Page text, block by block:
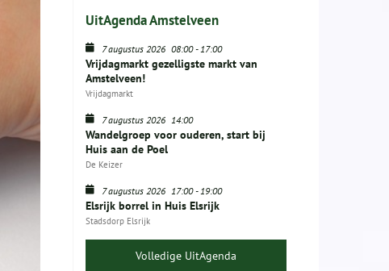
UitAgenda Amstelveen
7 augustus 2026 08:00-17:00
Vrijdagmarkt gezelligste markt van
Amstelveen!
Vrijdagmarkt
7 augustus 2026 14:00
Wandelgroep voor ouderen, start bij
Huis aan de Poel
De Keizer
7 augustus 2026 17:00-19:00
Elsrijk borrel in Huis Elsrijk
Stadsdorp Elsrijk
Volledige UitAgenda